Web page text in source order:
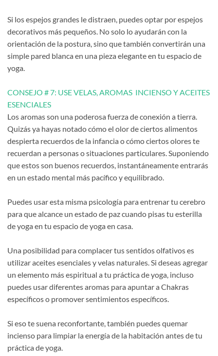
Si los espejos grandes le distraen, puedes optar por espejos
decorativos más pequeños. No solo lo ayudarán con la
orientación de la postura, sino que también convertirán una
simple pared blanca en una pieza elegante en tu espacio de
yoga.
CONSEJO # 7: USE VELAS, AROMAS INCIENSO Y ACEITES
ESENCIALES
Los aromas son una poderosa fuerza de conexión a tierra.
Quizás ya hayas notado cómo el olor de ciertos alimentos
despierta recuerdos de la infancia o cómo ciertos olores te
recuerdan a personas o situaciones particulares. Suponiendo
que estos son buenos recuerdos, instantáneamente entrarás
en un estado mental más pacífico y equilibrado.
Puedes usar esta misma psicología para entrenar tu cerebro
para que alcance un estado de paz cuando pisas tu esterilla
de yoga en tu espacio de yoga en casa.
Una posibilidad para complacer tus sentidos olfativos es
utilizar aceites esenciales y velas naturales. Si deseas agregar
un elemento más espiritual a tu práctica de yoga, incluso
puedes usar diferentes aromas para apuntar a Chakras
específicos o promover sentimientos específicos.
Si eso te suena reconfortante, también puedes quemar
incienso para limpiar la energía de la habitación antes de tu
práctica de yoga.